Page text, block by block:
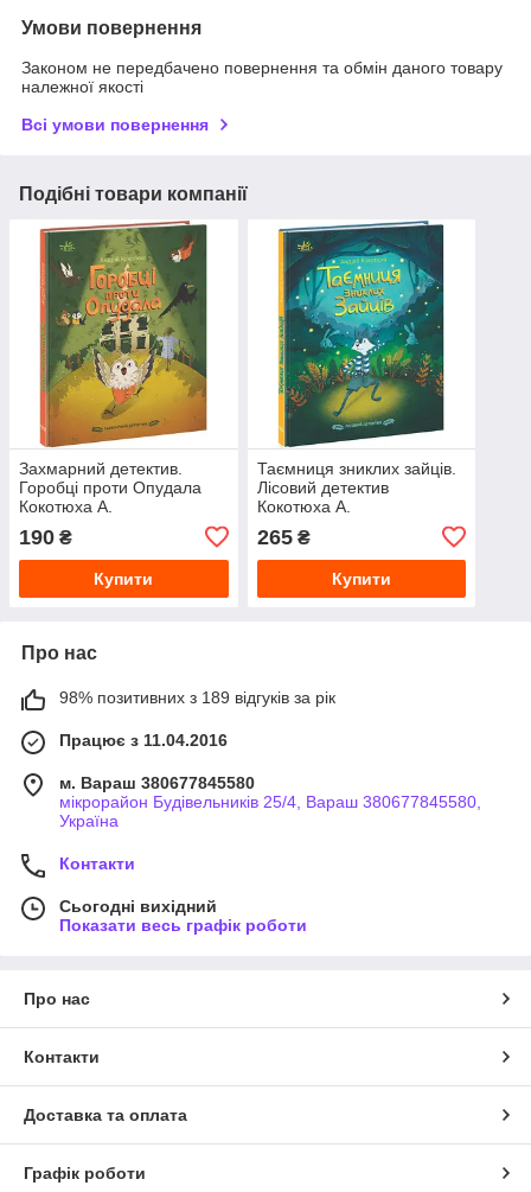
Умови повернення
Законом не передбачено повернення та обмін даного товару
належної якості
Всі умови повернення
Подібні товари компанії
Захмарний детектив.
Горобці проти Опудала
Кокотюха А.
190 ₴
Купити
Таємниця зниклих зайців.
Лісовий детектив
Кокотюха А.
265₴
Купити
Про нас
98% позитивних з 189 відгуків за рік
Працює з 11.04.2016
м. Вараш 380677845580
мікрорайон Будівельників 25/4, Вараш 380677845580,
Україна
Контакти
Сьогодні вихідний
Показати весь графік роботи
Про нас
Контакти
Доставка та оплата
Графік роботи